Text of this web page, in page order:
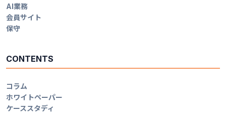
AI業務
会員サイト
保守
CONTENTS
コラム
ホワイトペーパー
ケーススタディ